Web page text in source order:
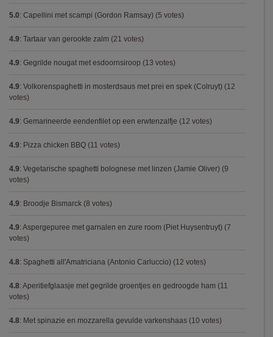
5.0: Capellini met scampi (Gordon Ramsay) (5 votes)
4.9: Tartaar van gerookte zalm (21 votes)
4.9: Gegrilde nougat met esdoornsiroop (13 votes)
4.9: Volkorenspaghetti in mosterdsaus met prei en spek (Colruyt) (12
votes)
4.9: Gemarineerde eendenfilet op een erwtenzalfje (12 votes)
4.9: Pizza chicken BBQ (11 votes)
4.9: Vegetarische spaghetti bolognese met linzen (Jamie Oliver) (9
votes)
4.9: Broodje Bismarck (8 votes)
4.9: Aspergepuree met garnalen en zure room (Piet Huysentruyt) (7
votes)
4.8: Spaghetti all'Amatriciana (Antonio Carluccio) (12 votes)
4.8: Aperitiefglaasje met gegrilde groentjes en gedroogde ham (11
votes)
4.8: Met spinazie en mozzarella gevulde varkenshaas (10 votes)